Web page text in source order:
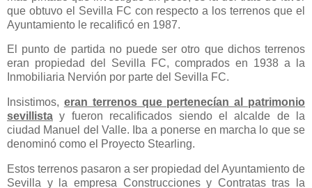
que obtuvo el Sevilla FC con respecto a los terrenos que el
Ayuntamiento le recalificó en 1987.
El punto de partida no puede ser otro que dichos terrenos
eran propiedad del Sevilla FC, comprados en 1938 a la
Inmobiliaria Nervión por parte del Sevilla FC.
Insistimos, eran terrenos que pertenecían al patrimonio
sevillista y fueron recalificados siendo el alcalde de la
ciudad Manuel del Valle. Iba a ponerse en marcha lo que se
denominó como el Proyecto Stearling.
Estos terrenos pasaron a ser propiedad del Ayuntamiento de
Sevilla y la empresa Construcciones y Contratas tras la